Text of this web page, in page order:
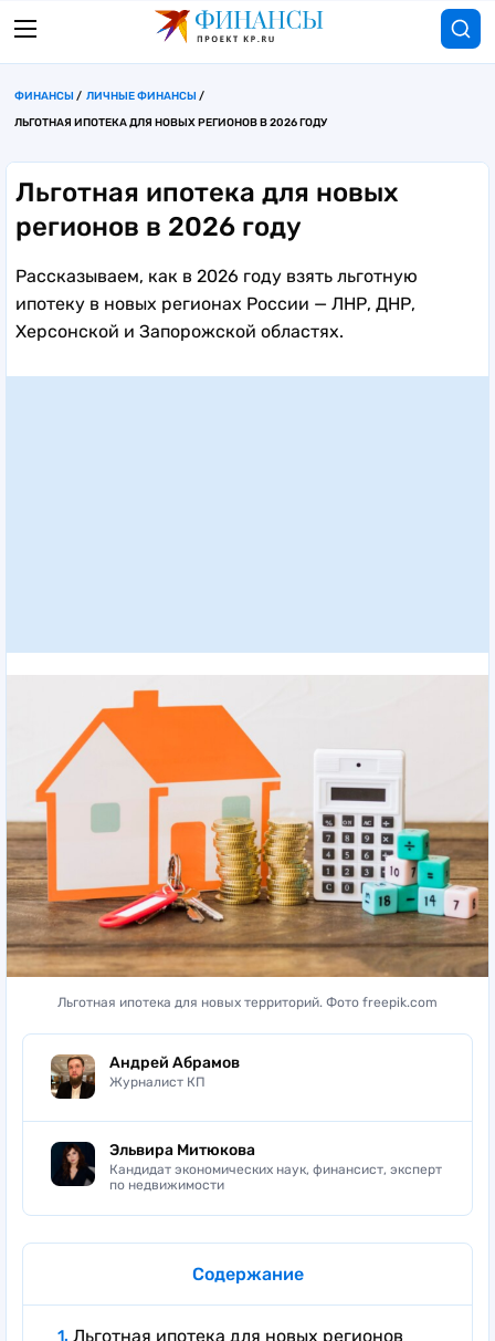
ФИНАНСЫ
ЛИЧНЫЕ ФИНАНСЫ
ЛЬГОТНАЯ ИПОТЕКА ДЛЯ НОВЫХ РЕГИОНОВ В 2026 ГОДУ
Льготная ипотека для новых
регионов в 2026 году
Рассказываем, как в 2026 году взять льготную
ипотеку в новых регионах России — ЛНР, ДНР,
Херсонской и Запорожской областях.
Льготная ипотека для новых территорий. Фото freepik.com
Андрей Абрамов
Журналист КП
Эльвира Митюкова
Кандидат экономических наук, финансист, эксперт
по недвижимости
Содержание
Льготная ипотека для новых регионов